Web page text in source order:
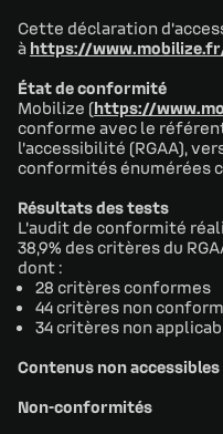
Cette déclaration
à https://
État de conformité
Mobilize (https://
conforme avec le
l’accessibilité (RGAA),
conformités énumérées
Résultats des tests
L’audit de conformité
38,9% des critères du
dont :
28 critères conformes
44 critères non
34 critères non
Contenus non accessibles
Non-conformités